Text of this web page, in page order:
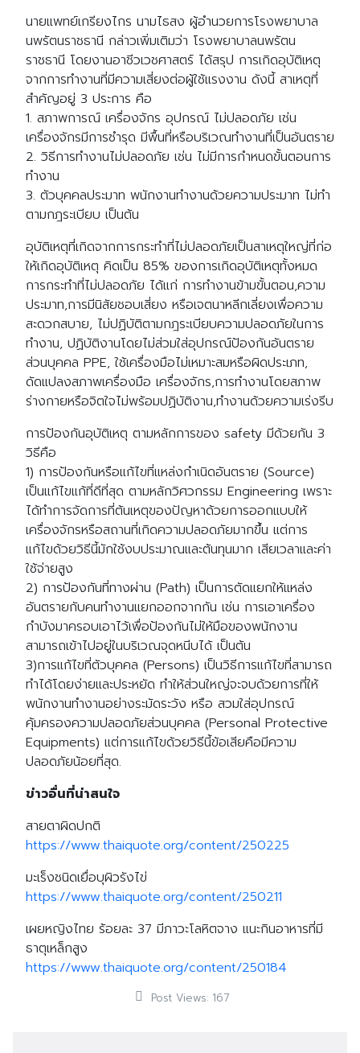
นายแพทย์เกรียงไกร นามไธสง ผู้อำนวยการโรงพยาบาล
นพรัตนราชธานี กล่าวเพิ่มเติมว่า โรงพยาบาลนพรัตน
ราชธานี โดยงานอาชีวเวชศาสตร์ ได้สรุป การเกิดอุบัติเหตุ
จากการทำงานที่มีความเสี่ยงต่อผู้ใช้แรงงาน ดังนี้ สาเหตุที่
สำคัญอยู่ 3 ประการ คือ
1. สภาพการณ์ เครื่องจักร อุปกรณ์ ไม่ปลอดภัย เช่น
เครื่องจักรมีการชำรุด มีพื้นที่หรือบริเวณทำงานที่เป็นอันตราย
2. วิธีการทำงานไม่ปลอดภัย เช่น ไม่มีการกำหนดขั้นตอนการ
ทำงาน
3. ตัวบุคคลประมาท พนักงานทำงานด้วยความประมาท ไม่ทำ
ตามกฎระเบียบ เป็นต้น
อุบัติเหตุที่เกิดจากการกระทำที่ไม่ปลอดภัยเป็นสาเหตุใหญ่ที่ก่อ
ให้เกิดอุบัติเหตุ คิดเป็น 85% ของการเกิดอุบัติเหตุทั้งหมด
การกระทำที่ไม่ปลอดภัย ได้แก่ การทำงานข้ามขั้นตอน,ความ
ประมาท,การมีนิสัยชอบเสี่ยง หรือเจตนาหลีกเลี่ยงเพื่อความ
สะดวกสบาย, ไม่ปฏิบัติตามกฎระเบียบความปลอดภัยในการ
ทำงาน, ปฏิบัติงานโดยไม่ส่วมใส่อุปกรณ์ป้องกันอันตราย
ส่วนบุคคล PPE, ใช้เครื่องมือไม่เหมาะสมหรือผิดประเภท,
ดัดแปลงสภาพเครื่องมือ เครื่องจักร,การทำงานโดยสภาพ
ร่างกายหรือจิตใจไม่พร้อมปฏิบัติงาน,ทำงานด้วยความเร่งรีบ
การป้องกันอุบัติเหตุ ตามหลักการของ safety มีด้วยกัน 3
วิธีคือ
1) การป้องกันหรือแก้ไขที่แหล่งกำเนิดอันตราย (Source)
เป็นแก้ไขแก้ที่ดีที่สุด ตามหลักวิศวกรรม Engineering เพราะ
ได้ทำการจัดการที่ต้นเหตุของปัญหาด้วยการออกแบบให้
เครื่องจักรหรือสถานที่เกิดความปลอดภัยมากขึ้น แต่การ
แก้ไขด้วยวิธีนี้มักใช้งบประมาณและต้นทุนมาก เสียเวลาและค่า
ใช้จ่ายสูง
2) การป้องกันที่ทางผ่าน (Path) เป็นการตัดแยกให้แหล่ง
อันตรายกับคนทำงานแยกออกจากกัน เช่น การเอาเครื่อง
กำบังมาครอบเอาไว้เพื่อป้องกันไม่ให้มือของพนักงาน
สามารถเข้าไปอยู่ในบริเวณจุดหนีบได้ เป็นต้น
3)การแก้ไขที่ตัวบุคคล (Persons) เป็นวิธีการแก้ไขที่สามารถ
ทำได้โดยง่ายและประหยัด ทำให้ส่วนใหญ่จะจบด้วยการที่ให้
พนักงานทำงานอย่างระมัดระวัง หรือ สวมใส่อุปกรณ์
คุ้มครองความปลอดภัยส่วนบุคคล (Personal Protective
Equipments) แต่การแก้ไขด้วยวิธีนี้ข้อเสียคือมีความ
ปลอดภัยน้อยที่สุด.
ข่าวอื่นที่น่าสนใจ
สายตาผิดปกติ
https://www.thaiquote.org/content/250225
มะเร็งชนิดเยื่อบุผิวรังไข่
https://www.thaiquote.org/content/250211
เผยหญิงไทย ร้อยละ 37 มีภาวะโลหิตจาง แนะกินอาหารที่มี
ธาตุเหล็กสูง
https://www.thaiquote.org/content/250184
Post Views: 167